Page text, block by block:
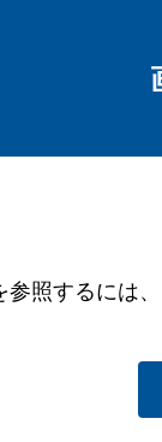
参照するには